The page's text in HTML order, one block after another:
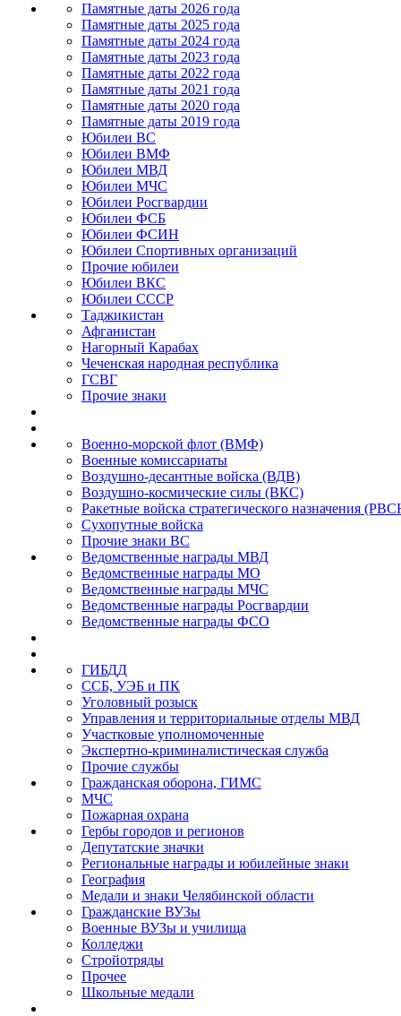
Памятные даты 2026 года
Памятные даты 2025 года
Памятные даты 2024 года
Памятные даты 2023 года
Памятные даты 2022 года
Памятные даты 2021 года
Памятные даты 2020 года
Памятные даты 2019 года
Юбилеи ВС
Юбилеи ВМФ
Юбилеи МВД
Юбилеи МЧС
Юбилеи Росгвардии
Юбилеи ФСБ
Юбилеи ФСИН
Юбилеи Спортивных организаций
Прочие юбилеи
Юбилеи ВКС
Юбилеи СССР
Таджикистан
Афганистан
Нагорный Карабах
Чеченская народная республика
ГСВГ
Прочие знаки
Военно-морской флот (ВМФ)
Военные комиссариаты
Воздушно-десантные войска (ВДВ)
Воздушно-космические силы (ВКС)
Ракетные войска стратегического назначения
Сухопутные войска
Прочие знаки ВС
Ведомственные награды МВД
Ведомственные награды МО
Ведомственные награды МЧС
Ведомственные награды Росгвардии
Ведомственные награды ФСО
ГИБДД
ССБ, УЭБ и ПК
Уголовный розыск
Управления и территориальные отделы МВД
Участковые уполномоченные
Экспертно-криминалистическая служба
Прочие службы
Гражданская оборона, ГИМС
МЧС
Пожарная охрана
Гербы городов и регионов
Депутатские значки
Региональные награды и юбилейные знаки
География
Медали и знаки Челябинской области
Гражданские ВУЗы
Военные ВУЗы и училища
Колледжи
Стройотряды
Прочее
Школьные медали